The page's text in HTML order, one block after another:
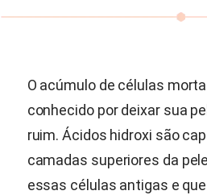
O acúmulo de células
conhecido por deixar sua
ruim. Ácidos hidroxi são
camadas superiores da
essas células antigas e